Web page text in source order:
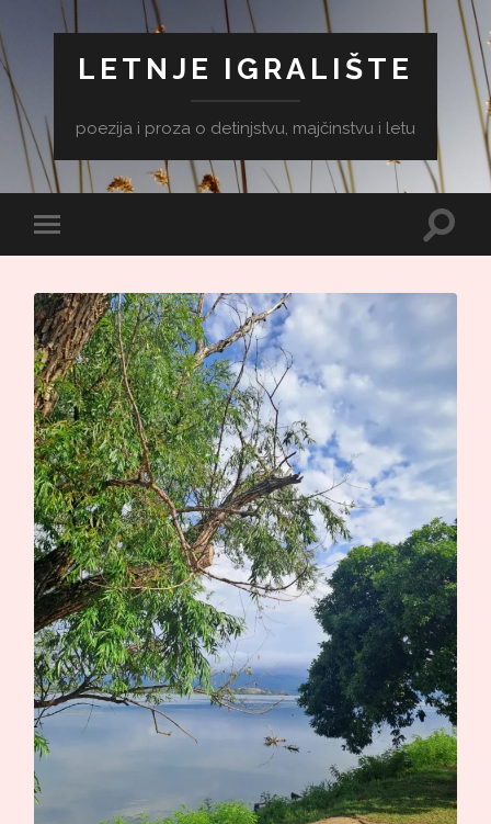
LETNJE IGRALIŠTE
poezija i proza o detinjstvu, majčinstvu i letu
mobile
Toggle